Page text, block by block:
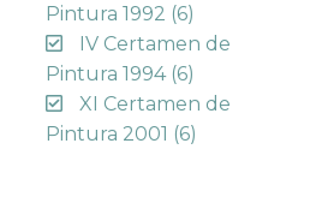
Pintura 1992 (6)
IV Certamen de
Pintura 1994 (6)
XI Certamen de
Pintura 2001 (6)